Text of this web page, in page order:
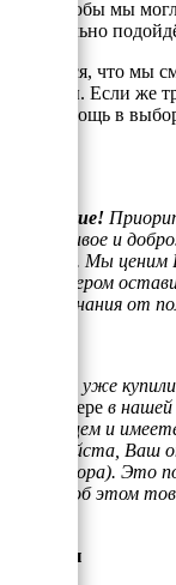
того, чтобы мы
оптимально
Надеемся, что мы
вопросы. Если же
или помощь в
Внимание!
отзывчивое и
клиенту. Мы ценим
менеджером
воспоминания от
Если Вы уже купили
контейнере в нашей
владельцем и
пожалуйста, Ваш
генератора). Это
узнать об этом
Отзывы